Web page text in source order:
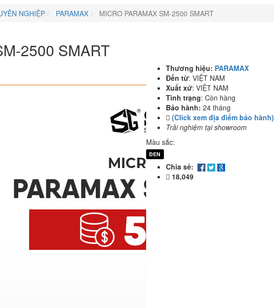
NGHIỆP PARAMAX MICRO PARAMAX SM-2500 SMART
2500 SMART
Thương hiệu: PARAMAX
Đến từ: VIỆT NAM
Xuất xứ: VIỆT NAM
Tình trạng: Còn hàng
Bảo hành: 24 tháng
(Click xem địa điểm bảo hành)
Trải nghiệm tại showroom
Màu sắc:
ĐEN
Chia sẻ:
18,049